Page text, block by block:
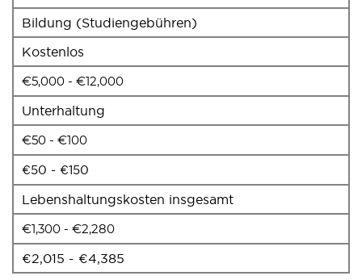
Bildung (Studiengebühren)
Kostenlos
€5,000 - €12,000
Unterhaltung
€50 - €100
€50 - €150
Lebenshaltungskosten insgesamt
€1,300 - €2,280
€2,015 - €4,385